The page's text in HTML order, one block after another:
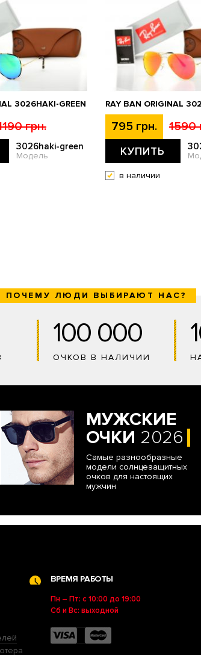
3026HAKI-GREEN
грн.
3026haki-green
Модель
RAY BAN ORIGINAL
795 грн. 1590
КУПИТЬ
в наличии
ПОЧЕМУ ЛЮДИ ВЫБИРАЮТ НАС?
100 000
ОЧКОВ В НАЛИЧИИ
МУЖСКИЕ
ОЧКИ 2026
Самые разнообразные
модели солнцезащитных
очков для настоящих
мужчин
ВРЕМЯ РАБОТЫ
Пн – Пт: с 10:00 до 19:00
Сб и Вс: выходной